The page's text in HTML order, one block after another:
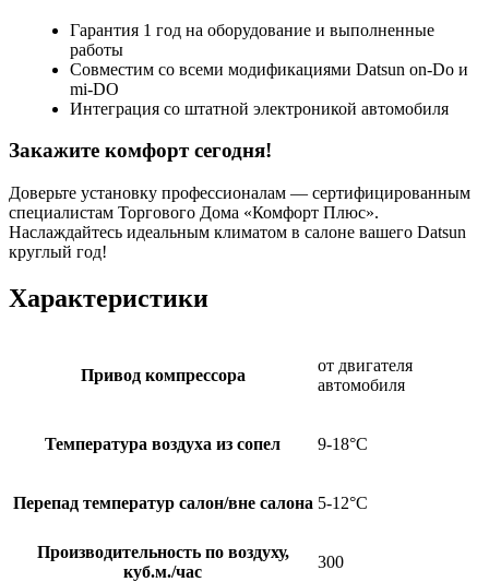
Гарантия 1 год на оборудование и выполненные
работы
Совместим со всеми модификациями Datsun on-Do и
mi-DO
Интеграция со штатной электроникой автомобиля
Закажите комфорт сегодня!
Доверьте установку профессионалам — сертифицированным
специалистам Торгового Дома «Комфорт Плюс».
Наслаждайтесь идеальным климатом в салоне вашего Datsun
круглый год!
Характеристики
Привод компрессора
от двигателя
автомобиля
Температура воздуха из сопел 9-18°С
Перепад температур салон/вне салона 5-12°С
Производительность по воздуху,
куб.м./час
300